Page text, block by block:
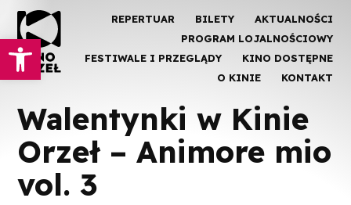
Otwórz pasek narzędzi
REPERTUAR BILETY
AKTUALNOŚCI
PROGRAM LOJALNOŚCIOWY
FESTIWALE I PRZEGLĄDY
KINO DOSTĘPNE
O KINIE
KONTAKT
Walentynki w Kinie
Orzeł – Animore mio
vol. 3